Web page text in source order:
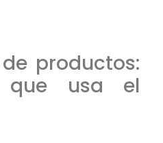
productos:
que usa el